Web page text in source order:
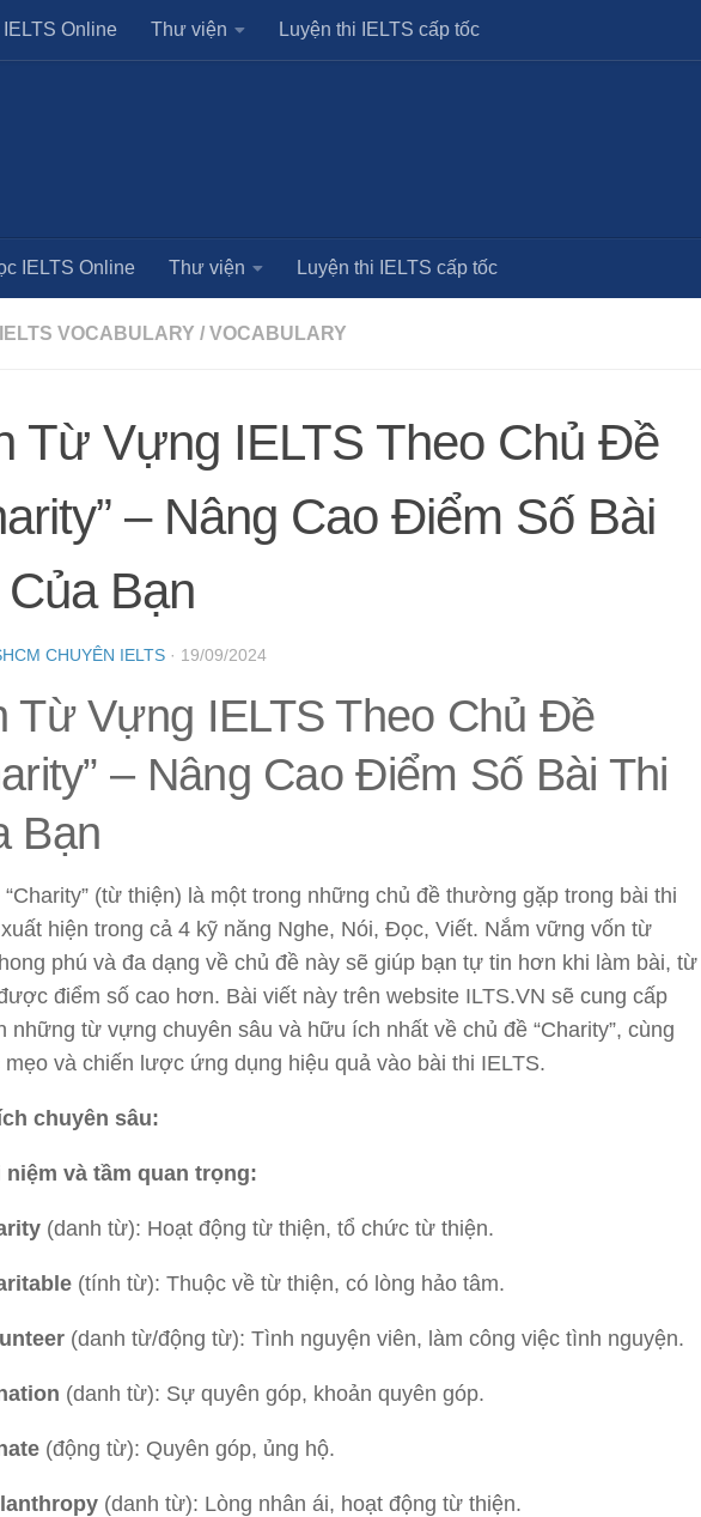
IELTS Online Thư viện Luyện thi IELTS cấp tốc
IELTS Online Thư viện Luyện thi IELTS cấp tốc
IELTS VOCABULARY / VOCABULARY
Từ Vựng IELTS Theo Chủ Đề
– Nâng Cao Điểm Số Bài
Bạn
CHUYÊN IELTS · 19/09/2024
Từ Vựng IELTS Theo Chủ Đề
– Nâng Cao Điểm Số Bài Thi
Bạn
“Charity” (từ thiện) là một trong những chủ đề thường gặp trong bài thi
hiện trong cả 4 kỹ năng Nghe, Nói, Đọc, Viết. Nắm vững vốn từ
phú và đa dạng về chủ đề này sẽ giúp bạn tự tin hơn khi làm bài, từ
điểm số cao hơn. Bài viết này trên website ILTS.VN sẽ cung cấp
những từ vựng chuyên sâu và hữu ích nhất về chủ đề “Charity”, cùng
và chiến lược ứng dụng hiệu quả vào bài thi IELTS.
chuyên sâu:
niệm và tầm quan trọng:
(danh từ): Hoạt động từ thiện, tổ chức từ thiện.
(tính từ): Thuộc về từ thiện, có lòng hảo tâm.
(danh từ/động từ): Tình nguyện viên, làm công việc tình nguyện.
(danh từ): Sự quyên góp, khoản quyên góp.
(động từ): Quyên góp, ủng hộ.
(danh từ): Lòng nhân ái, hoạt động từ thiện.